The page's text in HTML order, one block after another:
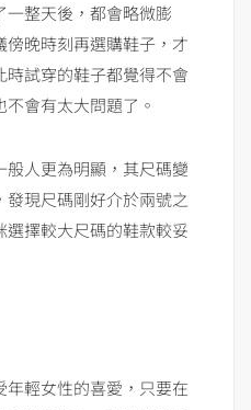
一整天後，都會略微膨
晚時刻再選購鞋子，才
時試穿的鞋子都覺得不會
會有太大問題了。
人更為明顯，其尺碼變
現尺碼剛好介於兩號之
擇較大尺碼的鞋款較妥
輕女性的喜愛，只要在